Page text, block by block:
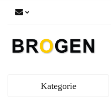
Kategorie